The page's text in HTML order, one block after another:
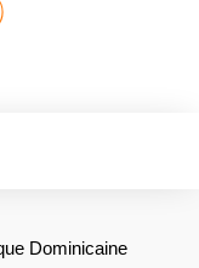
Dominicaine